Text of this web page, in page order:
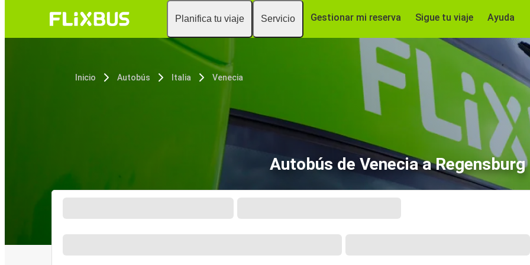
Planifica tu viaje Servicio Gestionar mi reserva Sigue tu viaje Ayuda
Inicio Autobús Italia Venecia
Autobús de Venecia a Regensburg